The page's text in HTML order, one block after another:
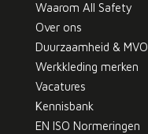
Waarom All Safety
Over ons
Duurzaamheid & MVO
Werkkleding merken
Vacatures
Kennisbank
EN ISO Normeringen